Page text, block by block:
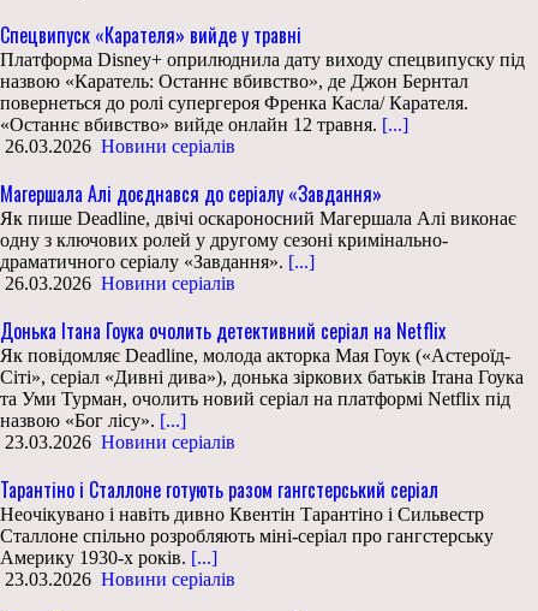
Спецвипуск «Карателя» вийде у травні
Платформа Disney+ оприлюднила дату виходу спецвипуску під
назвою «Каратель: Останнє вбивство», де Джон Бернтал
повернеться до ролі супергероя Френка Касла/ Карателя.
«Останнє вбивство» вийде онлайн 12 травня. [...]
26.03.2026 Новини серіалів
Магершала Алі доєднався до серіалу «Завдання»
Як пише Deadline, двічі оскароносний Магершала Алі виконає
одну з ключових ролей у другому сезоні кримінально-
драматичного серіалу «Завдання». [...]
26.03.2026 Новини серіалів
Донька Ітана Гоука очолить детективний серіал на Netflix
Як повідомляє Deadline, молода акторка Мая Гоук («Астероїд-
Сіті», серіал «Дивні дива»), донька зіркових батьків Ітана Гоука
та Уми Турман, очолить новий серіал на платформі Netflix під
назвою «Бог лісу». [...]
23.03.2026 Новини серіалів
Тарантіно і Сталлоне готують разом гангстерський серіал
Неочікувано і навіть дивно Квентін Тарантіно і Сильвестр
Сталлоне спільно розробляють міні-серіал про гангстерську
Америку 1930-х років. [...]
23.03.2026 Новини серіалів